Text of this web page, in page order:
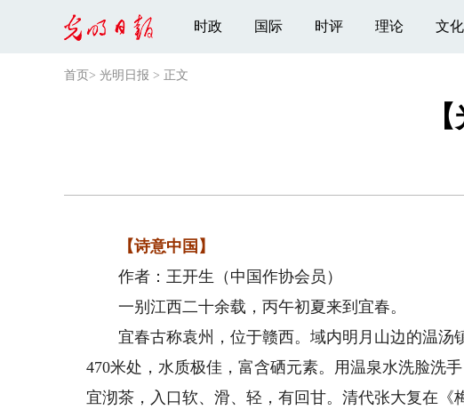
时政 国际 时评 理论 文化
首页 > 光明日报 > 正文
【诗意中国】
作者：王开生（中国作协会员）
一别江西二十余载，丙午初夏来到宜春。
宜春古称袁州，位于赣西。域内明月山边的温汤
470米处，水质极佳，富含硒元素。用温泉水洗脸洗
宜沏茶，入口软、滑、轻，有回甘。清代张大复在